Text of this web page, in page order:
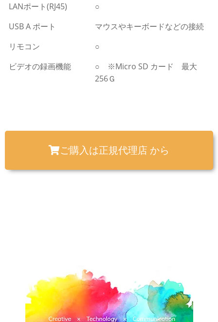
LANポート(RJ45)
○
USB A ポート
マウスやキーボードなどの接続
リモコン
○
ビデオの録画機能
○ ※Micro SD カード 最大
256Ｇ
ご購入は正規代理店 から